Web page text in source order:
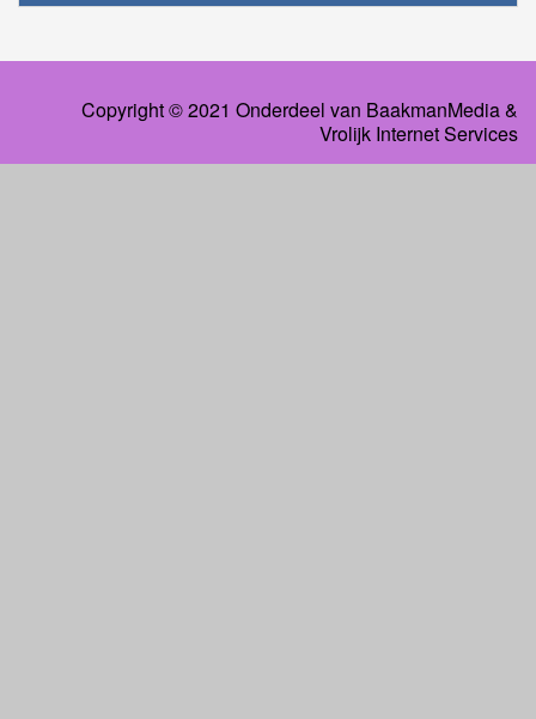
Copyright © 2021 Onderdeel van BaakmanMedia&
Vrolijk Internet Services